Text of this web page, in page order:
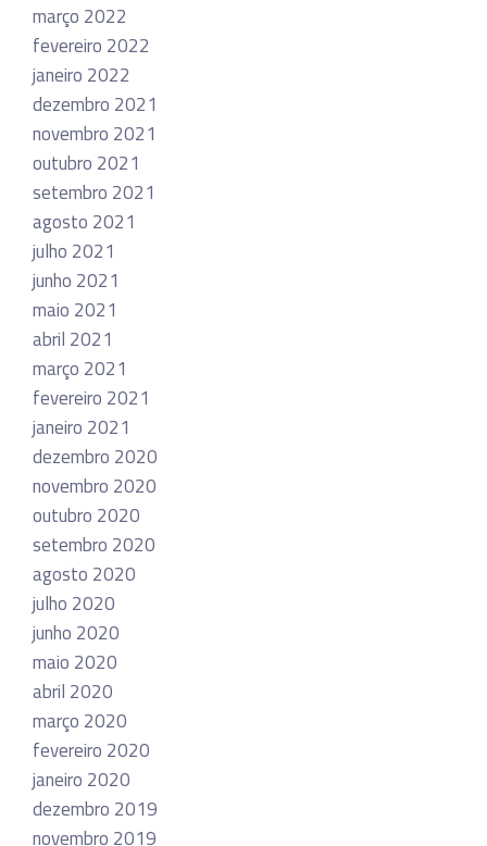
março 2022
fevereiro 2022
janeiro 2022
dezembro 2021
novembro 2021
outubro 2021
setembro 2021
agosto 2021
julho 2021
junho 2021
maio 2021
abril 2021
março 2021
fevereiro 2021
janeiro 2021
dezembro 2020
novembro 2020
outubro 2020
setembro 2020
agosto 2020
julho 2020
junho 2020
maio 2020
abril 2020
março 2020
fevereiro 2020
janeiro 2020
dezembro 2019
novembro 2019